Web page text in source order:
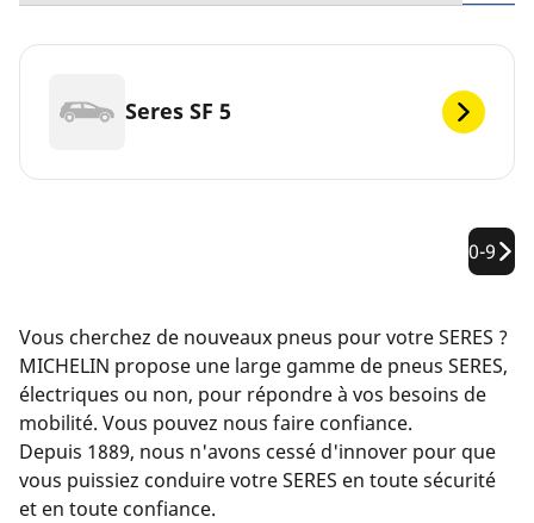
Seres SF 5
0-9
Vous cherchez de nouveaux pneus pour votre SERES ?
MICHELIN propose une large gamme de pneus SERES,
électriques ou non, pour répondre à vos besoins de
mobilité. Vous pouvez nous faire confiance.
Depuis 1889, nous n'avons cessé d'innover pour que
vous puissiez conduire votre SERES en toute sécurité
et en toute confiance.